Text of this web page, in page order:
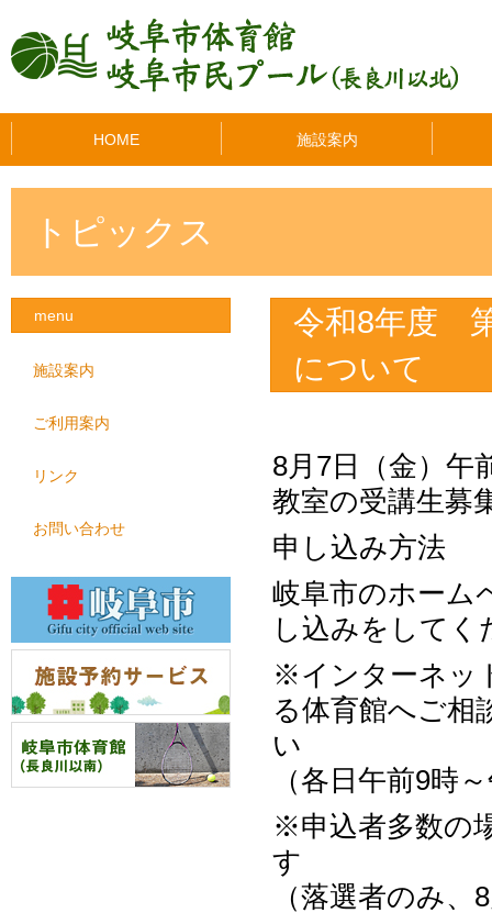
HOME 施設案内
トピックス
menu
施設案内
ご利用案内
リンク
お問い合わせ
令和8年度
について
8月7日（金）午
教室の受講生募
申し
岐阜市のホーム
し込みをしてく
※インターネッ
る体育館へご相
（各日午前9時
※申込者多数の
（落選者のみ